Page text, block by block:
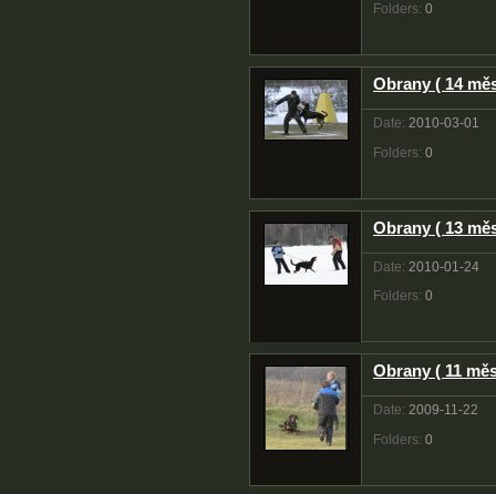
Folders: 0
Obrany ( 14
Date: 2010-03-01
Folders: 0
Obrany ( 13
Date: 2010-01-24
Folders: 0
Obrany ( 11
Date: 2009-11-22
Folders: 0